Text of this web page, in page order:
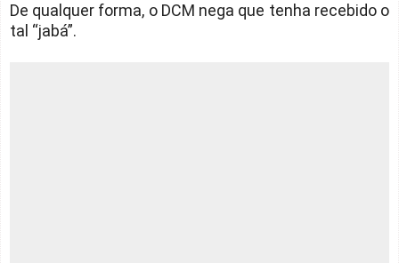
De qualquer forma, o DCM nega que tenha recebido o
tal “jabá”.